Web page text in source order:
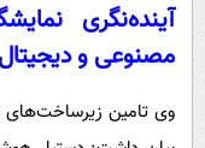
آینده‌نگری
مصنوعی و دیجیتال
وی تامین زیرساخت‌های